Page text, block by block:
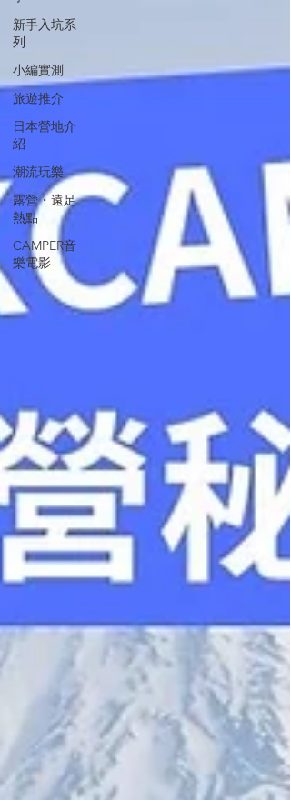
新手入坑系
列
小編實測
旅遊推介
日本營地介
紹
潮流玩樂
露營・遠足
熱點
CAMPER音
樂電影